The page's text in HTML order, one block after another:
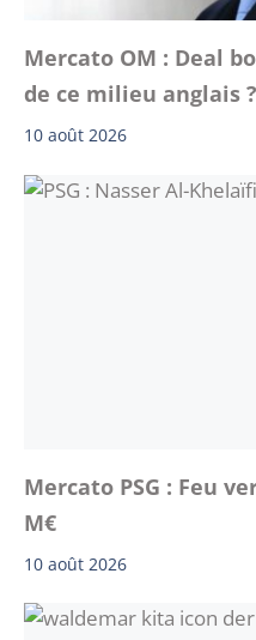
Mercato OM : Deal
de ce milieu anglais ?
10 août 2026
Mercato PSG : Feu
M€
10 août 2026